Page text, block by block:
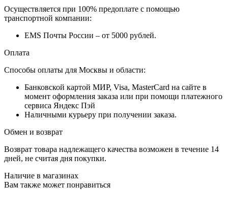
Осуществляется при 100% предоплате с помощью
транспортной компании:
EMS Почты России – от 5000 рублей.
Оплата
Способы оплаты для Москвы и области:
Банковской картой МИР, Visa, MasterCard на сайте в
момент оформления заказа или при помощи платежного
сервиса Яндекс Пэй
Наличными курьеру при получении заказа.
Обмен и возврат
Возврат товара надлежащего качества возможен в течение 14
дней, не считая дня покупки.
Наличие в магазинах
Вам также может понравиться